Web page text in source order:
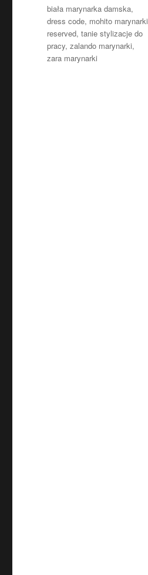
Tagi
biała marynarka damska,
dress code, mohito marynarki
reserved,tanie stylizacje do
pracy,zalando marynarki,
zara marynarki